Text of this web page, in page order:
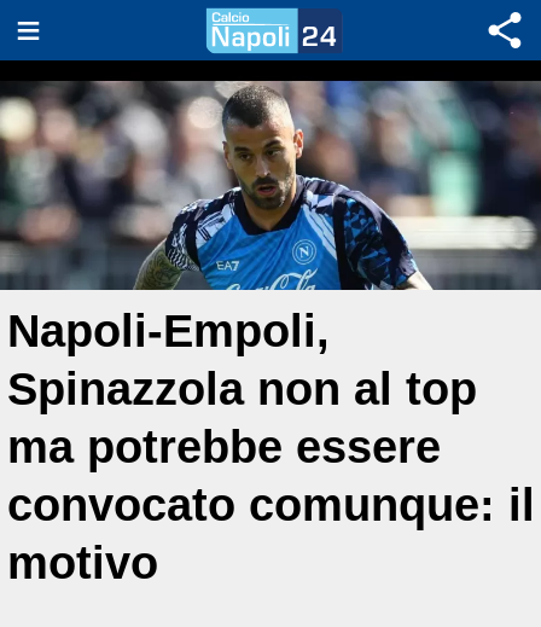
Napoli-Empoli,
Spinazzola non al top
ma potrebbe essere
convocato comunque: il
motivo